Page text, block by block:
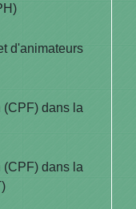
d'animateurs
(CPF) dans la
(CPF) dans la